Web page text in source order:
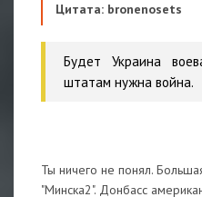
Цитата: bronenosets
Будет Украина
штатам нужна война.
Ты ничего не понял.
"Минска2". Донбасс